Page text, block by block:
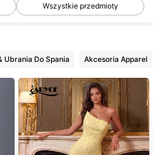
Wszystkie przedmioty
Ubrania Do Spania Akcesoria Apparel